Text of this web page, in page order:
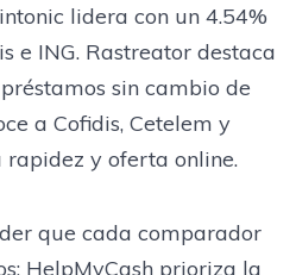
lidera con un 4.54%
e ING. Rastreator destaca
sin cambio de
a Cofidis, Cetelem y
rapidez y oferta online.
que cada comparador
HelpMyCash prioriza la